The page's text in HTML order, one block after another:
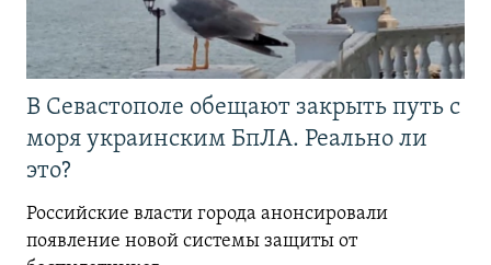
В Севастополе обещают закрыть путь с
моря украинским БпЛА. Реально ли
это?
Российские власти города анонсировали
появление новой системы защиты от